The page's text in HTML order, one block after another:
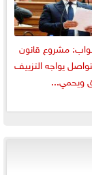
مشروع قانون
يواجه التزييف
ويحمي...